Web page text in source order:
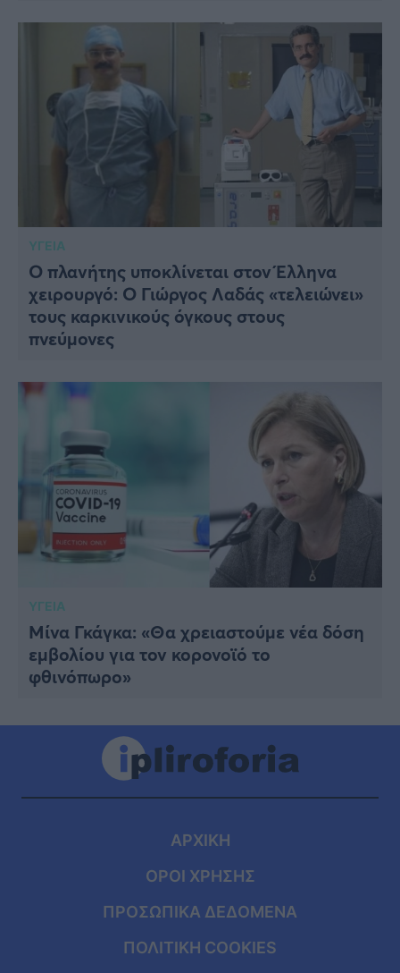
ΥΓΕΙΑ
Ο πλανήτης υποκλίνεται στον Έλληνα
χειρουργό: Ο Γιώργος Λαδάς «τελειώνει»
τους καρκινικούς όγκους στους
πνεύμονες
ΥΓΕΙΑ
Μίνα Γκάγκα: «Θα χρειαστούμε νέα δόση
εμβολίου για τον κορονοϊό το
φθινόπωρο»
ΑΡΧΙΚΗ
ΟΡΟΙ ΧΡΗΣΗΣ
ΠΡΟΣΩΠΙΚΑ ΔΕΔΟΜΕΝΑ
ΠΟΛΙΤΙΚΗ COOKIES